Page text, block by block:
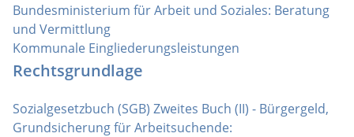
Bundesministerium für Arbeit und Soziales: Beratung
und Vermittlung
Kommunale Eingliederungsleistungen
Rechtsgrundlage
Sozialgesetzbuch (SGB) Zweites Buch (II) - Bürgergeld,
Grundsicherung für Arbeitsuchende: